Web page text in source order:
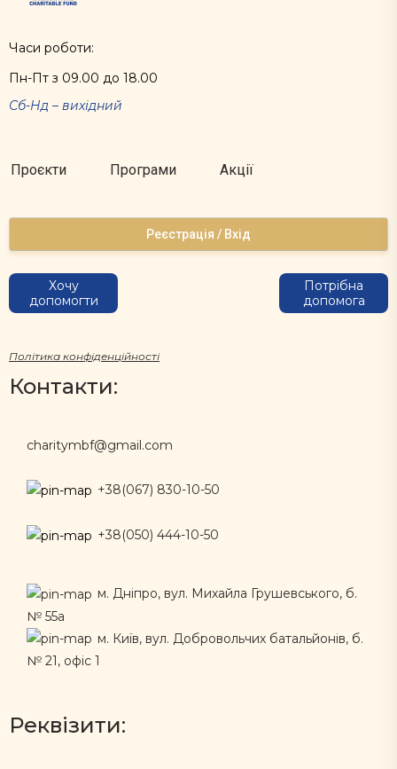
Часи роботи:
Пн-Пт з 09.00 до 18.00
Сб-Нд – вихідний
Проєкти Програми Акції
Реєстрація / Вхід
Хочу
допомогти
Потрібна
допомога
Політика конфіденційності
Контакти:
charitymbf@gmail.com
+38(067) 830-10-50
+38(050) 444-10-50
м. Дніпро, вул. Михайла Грушевського, б.
№ 55а
м. Київ, вул. Добровольчих батальйонів, б.
№ 21, офіс 1
Реквізити: